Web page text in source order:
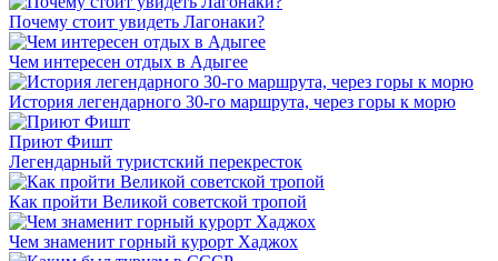
Почему стоит увидеть Лагонаки?
Чем интересен отдых в Адыгее
История легендарного 30-го маршрута, через горы к морю
Приют Фишт
Легендарный туристский перекресток
Как пройти Великой советской тропой
Чем знаменит горный курорт Хаджох